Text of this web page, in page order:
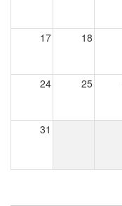
17 18
24 25
31